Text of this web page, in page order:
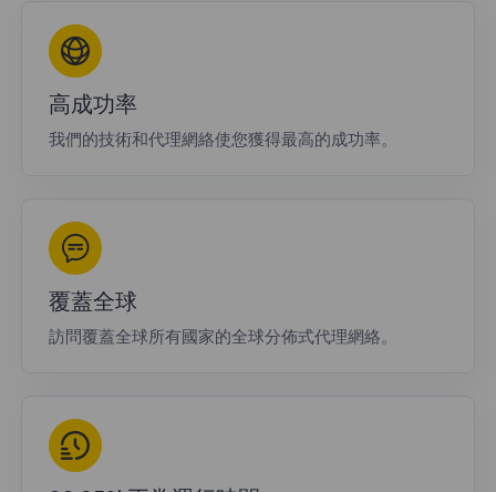
高成功率
我們的技術和代理網絡使您獲得最高的成功率。
覆蓋全球
訪問覆蓋全球所有國家的全球分佈式代理網絡。